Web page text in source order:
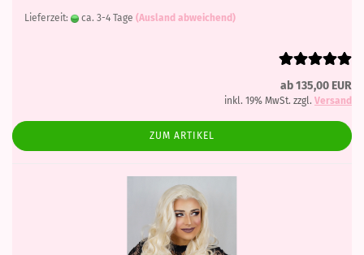
Lieferzeit: ca. 3-4 Tage (Ausland abweichend)
ab 135,00 EUR
inkl. 19% MwSt. zzgl. Versand
ZUM ARTIKEL